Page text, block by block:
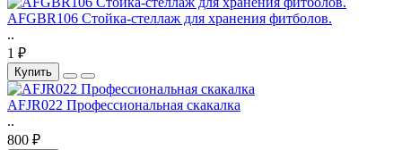
AFGBR106 Стойка-стеллаж для хранения фитболов.
..
1 ₽
Купить
AFJR022 Профессиональная скакалка
..
800 ₽